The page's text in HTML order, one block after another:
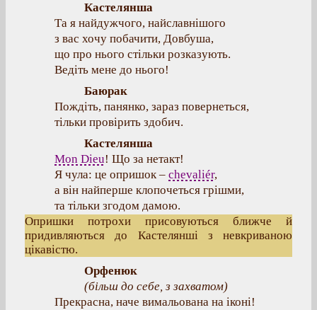
Кастелянша
Та я найдужчого, найславнішого
з вас хочу побачити, Довбуша,
що про нього стільки розказують.
Ведіть мене до нього!
Баюрак
Пождіть, панянко, зараз повернеться,
тільки провірить здобич.
Кастелянша
Mon Dieu! Що за нетакт!
Я чула: це опришок – chevaliér,
а він найперше клопочеться грішми,
та тільки згодом дамою.
Опришки потрохи присовуються ближче й
придивляються до Кастелянші з невкриваною
цікавістю.
Орфенюк
(більш до себе, з захватом)
Прекрасна, наче вимальована на іконі!